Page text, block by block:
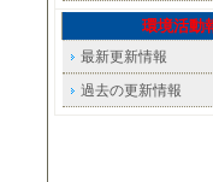
環境活動
最新更新情報
過去の更新情報